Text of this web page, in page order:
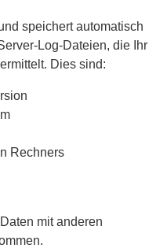
speichert automatisch
Log-Dateien, die Ihr
Dies sind:
Rechners
mit anderen